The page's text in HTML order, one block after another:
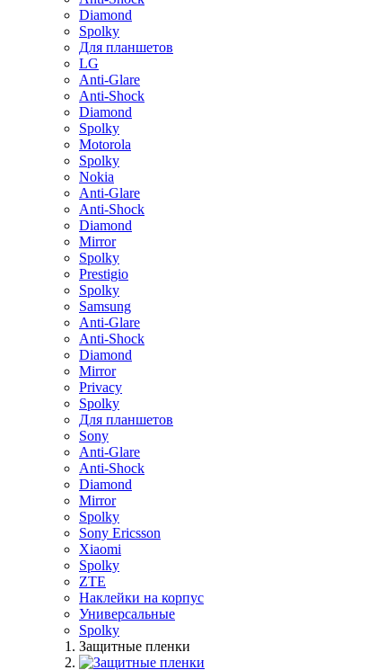
Diamond
Spolky
Для планшетов
LG
Anti-Glare
Anti-Shock
Diamond
Spolky
Motorola
Spolky
Nokia
Anti-Glare
Anti-Shock
Diamond
Mirror
Spolky
Prestigio
Spolky
Samsung
Anti-Glare
Anti-Shock
Diamond
Mirror
Privacy
Spolky
Для планшетов
Sony
Anti-Glare
Anti-Shock
Diamond
Mirror
Spolky
Sony Ericsson
Xiaomi
Spolky
ZTE
Наклейки на корпус
Универсальные
Spolky
Защитные пленки